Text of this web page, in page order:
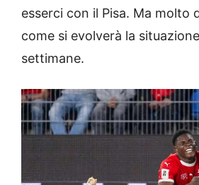
esserci con il Pisa. Ma molto
come si evolverà la
settimane.